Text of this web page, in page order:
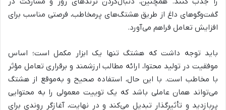
گفت‌وگوهای داغ از طریق هشتگ‌های پرمخاطب، فرصتی مناسب برای
افزایش تعامل فراهم می‌آورد.
باید توجه داشت که هشتگ تنها یک ابزار مکمل است؛ اساس
موفقیت در تولید محتوا، ارائه مطالب ارزشمند و برقراری تعامل مؤثر
با مخاطب است. با این حال، استفاده صحیح و به‌موقع از هشتگ
می‌تواند همان عاملی باشد که یک توییت معمولی را به محتوایی
پربازدید و تأثیرگذار تبدیل می‌کند و در نهایت، آغازگر روندی برای